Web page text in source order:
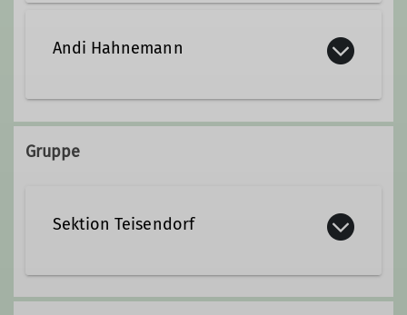
Qualifikationen
Andi Hahnemann
+49 151 16673236
Gruppe
Sektion Teisendorf